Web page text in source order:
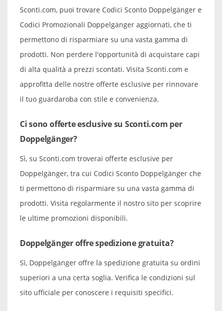
Sconti.com, puoi trovare Codici Sconto Doppelgänger e
Codici Promozionali Doppelgänger aggiornati, che ti
permettono di risparmiare su una vasta gamma di
prodotti. Non perdere l'opportunità di acquistare capi
di alta qualità a prezzi scontati. Visita Sconti.com e
approfitta delle nostre offerte esclusive per rinnovare
il tuo guardaroba con stile e convenienza.
Ci sono offerte esclusive su Sconti.com per
Doppelgänger?
Sì, su Sconti.com troverai offerte esclusive per
Doppelgänger, tra cui Codici Sconto Doppelgänger che
ti permettono di risparmiare su una vasta gamma di
prodotti. Visita regolarmente il nostro sito per scoprire
le ultime promozioni disponibili.
Doppelgänger offre spedizione gratuita?
Sì, Doppelgänger offre la spedizione gratuita su ordini
superiori a una certa soglia. Verifica le condizioni sul
sito ufficiale per conoscere i requisiti specifici.